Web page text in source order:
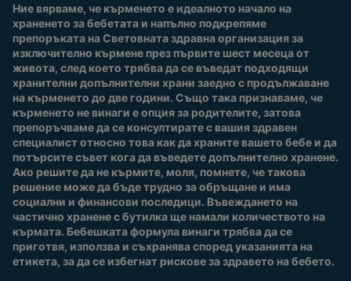
За нас
Присъединете се към
Nestlé Baby Club
Купи сега
Нашите марки и
продукти
Качество и сигурност
Безплатно тестване
Ние вярваме, че кърменето е идеалното начало на
храненето за бебетата и напълно подкрепяме
препоръката на Световната здравна организация за
изключително кърмене през първите шест месеца от
живота, след което трябва да се въведат подходящи
хранителни допълнителни храни заедно с продължаване
на кърменето до две години. Също така признаваме, че
кърменето не винаги е опция за родителите, затова
препоръчваме да се консултирате с вашия здравен
специалист относно това как да храните вашето бебе и да
потърсите съвет кога да въведете допълнително хранене.
Ако решите да не кърмите, моля, помнете, че такова
решение може да бъде трудно за обръщане и има
социални и финансови последици. Въвеждането на
частично хранене с бутилка ще намали количеството на
кърмата. Бебешката формула винаги трябва да се
приготвя, използва и съхранява според указанията на
етикета, за да се избегнат рискове за здравето на бебето.